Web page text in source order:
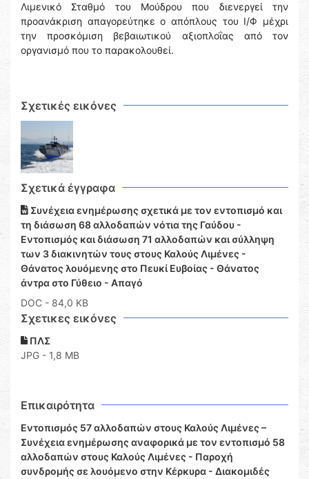
Λιμενικό Σταθμό του Μούδρου που διενεργεί την
προανάκριση απαγορεύτηκε ο απόπλους του Ι/Φ μέχρι
την προσκόμιση βεβαιωτικού αξιοπλοΐας από τον
οργανισμό που το παρακολουθεί.
Σχετικές εικόνες
Σχετικά έγγραφα
Συνέχεια ενημέρωσης σχετικά με τον εντοπισμό και
τη διάσωση 68 αλλοδαπών νότια της Γαύδου -
Εντοπισμός και διάσωση 71 αλλοδαπών και σύλληψη
των 3 διακινητών τους στους Καλούς Λιμένες -
Θάνατος λουόμενης στο Πευκί Ευβοίας - Θάνατος
άντρα στο Γύθειο - Απαγό
DOC - 84,0 KB
Σχετικες εικόνες
ΠΛΣ
JPG - 1,8 MB
Επικαιρότητα
Εντοπισμός 57 αλλοδαπών στους Καλούς Λιμένες –
Συνέχεια ενημέρωσης αναφορικά με τον εντοπισμό 58
αλλοδαπών στους Καλούς Λιμένες - Παροχή
συνδρομής σε λουόμενο στην Κέρκυρα - Διακομιδές